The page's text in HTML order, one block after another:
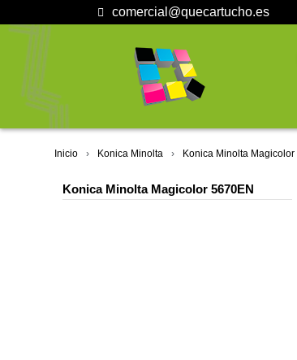
comercial@quecartucho.es
Inicio Konica Minolta Konica Minolta Magicolor
Konica Minolta Magicolor 5670EN